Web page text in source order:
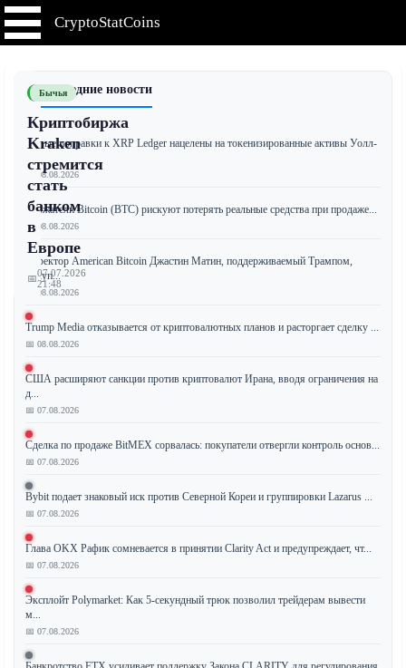
CryptoStatCoins
Бычья
Криптобиржа
Kraken
стремится
стать
банком
в
Европе
📅07.07.2026
21:48
мировая
криптовалютная
биржа
Kraken
активно
добивается
получения
банковской
лицензии
для
расширения
своих
услуг
📰 Последние новости
Новые поправки к XRP Ledger нацелены на токенизированные активы Уолл-
📅 08.08.2026
Держатели Bitcoin (BTC) рискуют потерять реальные средства при продаже...
📅 08.08.2026
Директор American Bitcoin Джастин Матин, поддерживаемый Трампом,
покуп...
📅 08.08.2026
Trump Media отказывается от криптовалютных планов и расторгает сделку ...
📅 08.08.2026
США расширяют санкции против криптовалют Ирана, вводя ограничения на
д...
📅 07.08.2026
Сделка по продаже BitMEX сорвалась: покупатели отвергли контроль основ...
📅 07.08.2026
Bybit подает знаковый иск против Северной Кореи и группировки Lazarus ...
📅 07.08.2026
Глава OKX Рафик сомневается в принятии Clarity Act и предупреждает, чт...
📅 07.08.2026
Эксплойт Polymarket: Как 5-секундный трюк позволил трейдерам вывести
м...
📅 07.08.2026